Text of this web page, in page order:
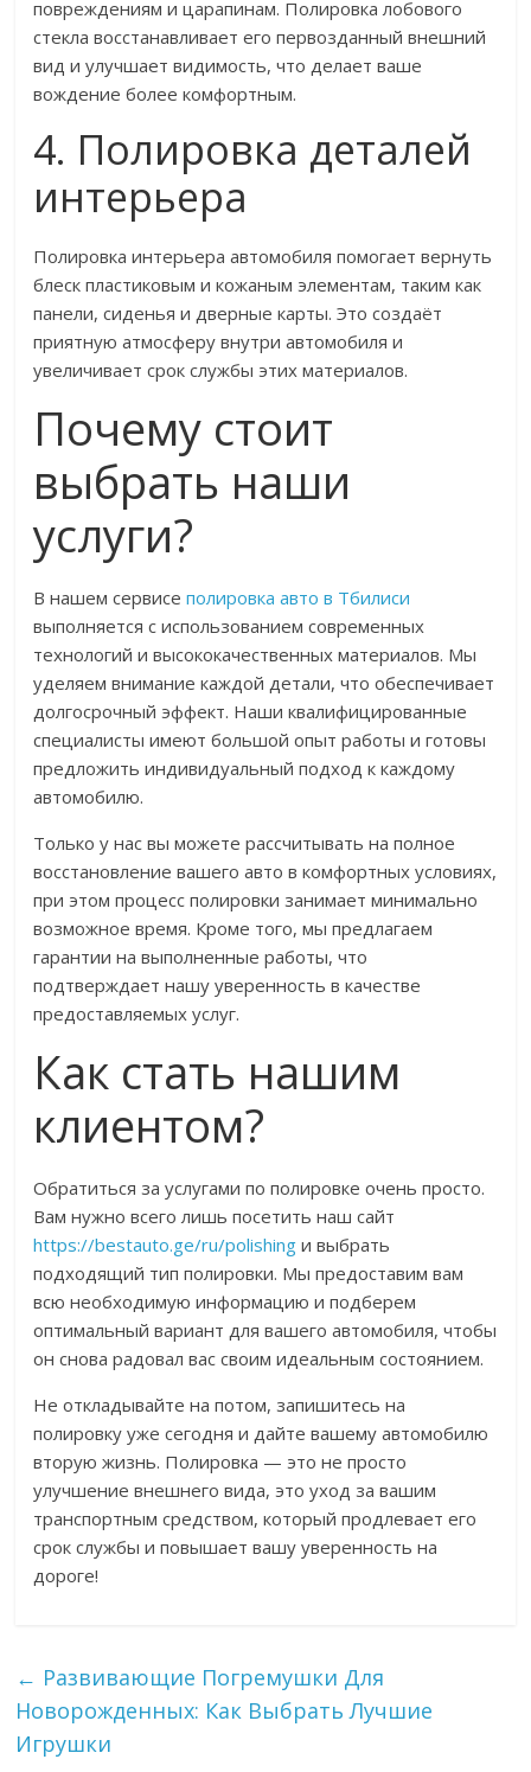
повреждениям и царапинам. Полировка лобового
стекла восстанавливает его первозданный внешний
вид и улучшает видимость, что делает ваше
вождение более комфортным.
4. Полировка деталей
интерьера
Полировка интерьера автомобиля помогает вернуть
блеск пластиковым и кожаным элементам, таким как
панели, сиденья и дверные карты. Это создаёт
приятную атмосферу внутри автомобиля и
увеличивает срок службы этих материалов.
Почему стоит
выбрать наши
услуги?
В нашем сервисеполировка авто в Тбилиси
выполняется с использованием современных
технологий и высококачественных материалов. Мы
уделяем внимание каждой детали, что обеспечивает
долгосрочный эффект. Наши квалифицированные
специалисты имеют большой опыт работы и готовы
предложить индивидуальный подход к каждому
автомобилю.
Только у нас вы можете рассчитывать на полное
восстановление вашего авто в комфортных условиях,
при этом процесс полировки занимает минимально
возможное время. Кроме того, мы предлагаем
гарантии на выполненные работы, что
подтверждает нашу уверенность в качестве
предоставляемых услуг.
Как стать нашим
клиентом?
Обратиться за услугами по полировке очень просто.
Вам нужно всего лишь посетить наш сайт
https://bestauto.ge/ru/polishing и выбрать
подходящий тип полировки. Мы предоставим вам
всю необходимую информацию и подберем
оптимальный вариант для вашего автомобиля, чтобы
он снова радовал вас своим идеальным состоянием.
Не откладывайте на потом, запишитесь на
полировку уже сегодня и дайте вашему автомобилю
вторую жизнь. Полировка — это не просто
улучшение внешнего вида, это уход за вашим
транспортным средством, который продлевает его
срок службы и повышает вашу уверенность на
дороге!
← Развивающие Погремушки Для
Новорожденных: Как Выбрать Лучшие
Игрушки